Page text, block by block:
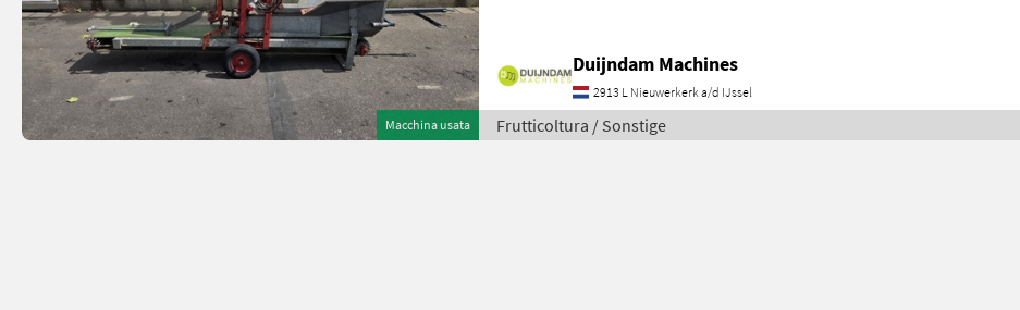
Macchina usata
Duijndam Machines
2913 L Nieuwerkerk a/d IJssel
Frutticoltura / Sonstige